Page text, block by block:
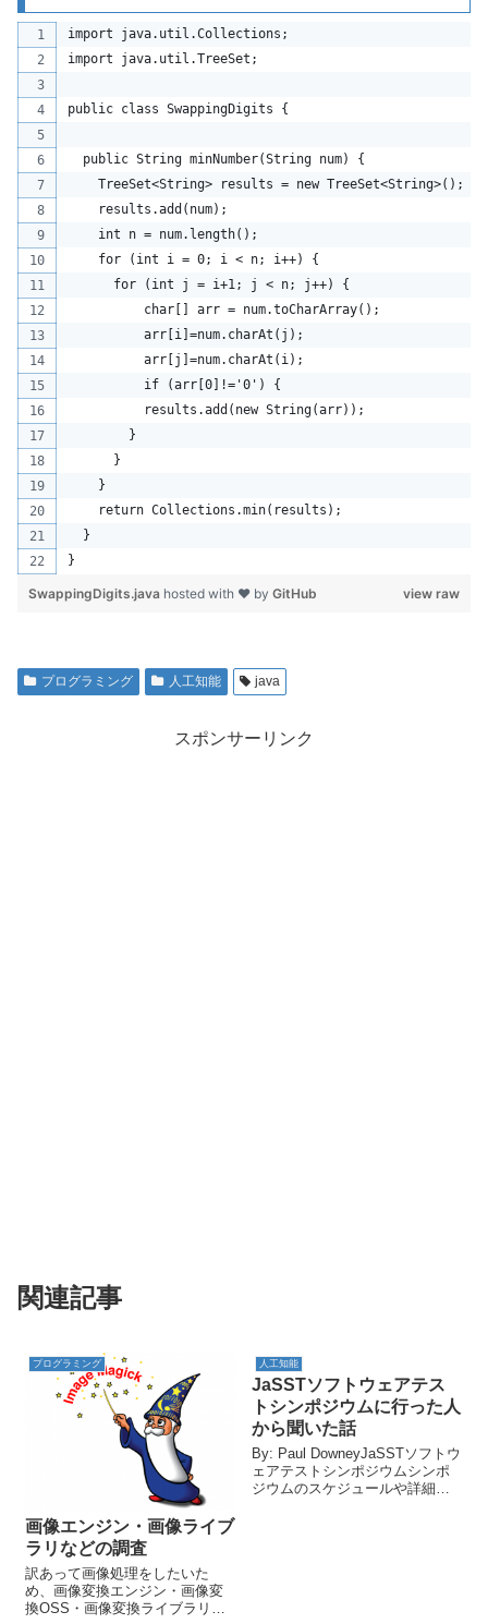
import java.util.Collections;
import java.util.TreeSet;
public class SwappingDigits {
  public String minNumber(String num) {
    TreeSet<String> results = new TreeSet<String>();
    results.add(num);
    int n = num.length();
    for (int i = 0; i < n; i++) {
      for (int j = i+1; j < n; j++) {
          char[] arr = num.toCharArray();
          arr[i]=num.charAt(j);
          arr[j]=num.charAt(i);
          if (arr[0]!='0') {
          results.add(new String(arr));
        }
      }
    }
    return Collections.min(results);
  }
}
view raw
SwappingDigits.java hosted with ❤ by GitHub
プログラミング 人工知能 java
スポンサーリンク
関連記事
プログラミング
画像エンジン・画像ライブ
ラリなどの調査
訳あって画像処理をしたいた
め、画像変換エンジン・画像変
換OSS・画像変換ライブラリに
人工知能
JaSSTソフトウェアテス
トシンポジウムに行った人
から聞いた話
By: Paul DowneyJaSSTソフトウ
ェアテストシンポジウムシンポ
ジウムのスケジュールや詳細は